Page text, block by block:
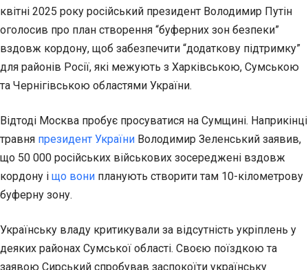
квітні 2025 року російський президент Володимир Путін
оголосив про план створення “буферних зон безпеки”
вздовж кордону, щоб забезпечити “додаткову підтримку”
для районів Росії, які межують з Харківською, Сумською
та Чернігівською областями України.
Відтоді Москва пробує просуватися на Сумщині. Наприкінці
травня президент України Володимир Зеленський заявив,
що 50 000 російських військових зосереджені вздовж
кордону і що вони планують створити там 10-кілометрову
буферну зону.
Українську владу критикували за відсутність укріплень у
деяких районах Сумської області. Своєю поїздкою та
заявою Сирський спробував заспокоїти українську